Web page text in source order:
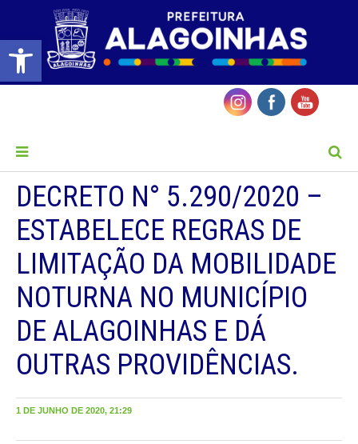
Barra de Ferramentas Aberta
DECRETO N° 5.290/2020 –
ESTABELECE REGRAS DE
LIMITAÇÃO DA MOBILIDADE
NOTURNA NO MUNICÍPIO
DE ALAGOINHAS E DÁ
OUTRAS PROVIDÊNCIAS.
1 DE JUNHO DE 2020, 21:29